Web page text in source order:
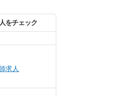
をチェック
求人